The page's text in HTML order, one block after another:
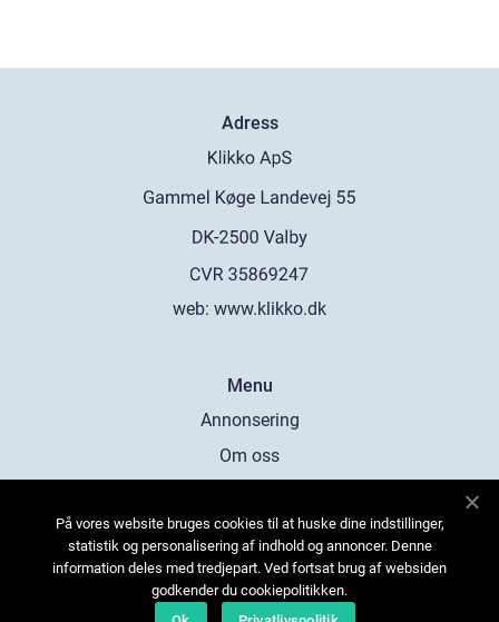
Adress
web: www.klikko.dk
Menu
Annonsering
Om oss
Kontakta oss
Sitemap
På vores website bruges cookies til at huske dine indstillinger,
statistik og personalisering af indhold og annoncer. Denne
information deles med tredjepart. Ved fortsat brug af websiden
godkender du cookiepolitikken.